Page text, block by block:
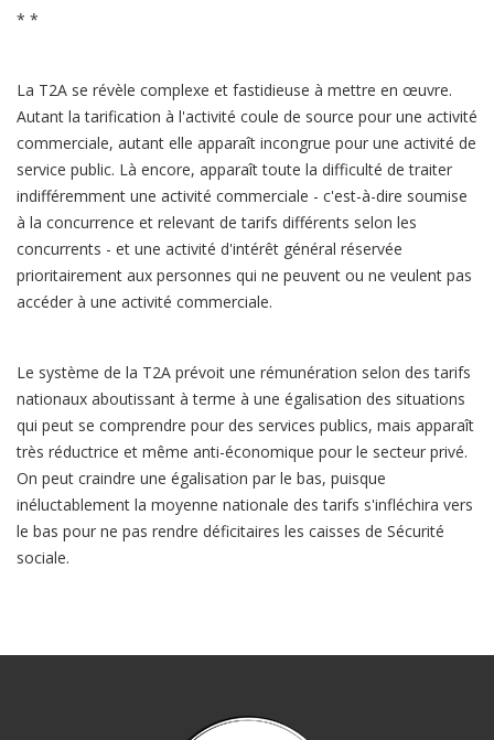
* *
La T2A se révèle complexe et fastidieuse à mettre en œuvre.
Autant la tarification à l'activité coule de source pour une activité
commerciale, autant elle apparaît incongrue pour une activité de
service public. Là encore, apparaît toute la difficulté de traiter
indifféremment une activité commerciale - c'est-à-dire soumise
à la concurrence et relevant de tarifs différents selon les
concurrents - et une activité d'intérêt général réservée
prioritairement aux personnes qui ne peuvent ou ne veulent pas
accéder à une activité commerciale.
Le système de la T2A prévoit une rémunération selon des tarifs
nationaux aboutissant à terme à une égalisation des situations
qui peut se comprendre pour des services publics, mais apparaît
très réductrice et même anti-économique pour le secteur privé.
On peut craindre une égalisation par le bas, puisque
inéluctablement la moyenne nationale des tarifs s'infléchira vers
le bas pour ne pas rendre déficitaires les caisses de Sécurité
sociale.